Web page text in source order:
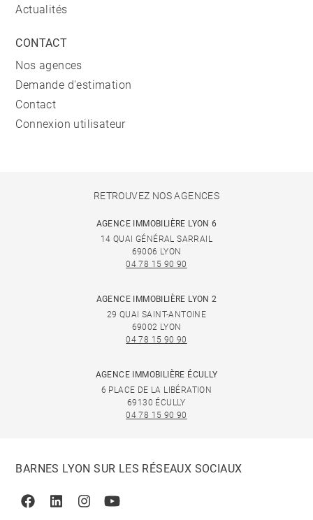
Actualités
CONTACT
Nos agences
Demande d'estimation
Contact
Connexion utilisateur
RETROUVEZ NOS AGENCES
AGENCE IMMOBILIÈRE LYON 6
14 QUAI GÉNÉRAL SARRAIL
69006 LYON
04 78 15 90 90
AGENCE IMMOBILIÈRE LYON 2
29 QUAI SAINT-ANTOINE
69002 LYON
04 78 15 90 90
AGENCE IMMOBILIÈRE ÉCULLY
6 PLACE DE LA LIBÉRATION
69130 ÉCULLY
04 78 15 90 90
BARNES LYON SUR LES RÉSEAUX SOCIAUX
FacebookLinkedinInstagramYoutube